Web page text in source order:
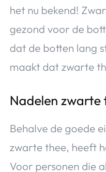
het nu bekend!
gezond voor de
dat de botten lang
maakt dat zwarte
Nadelen zwarte
Behalve de goede
zwarte thee, heeft
Voor personen die